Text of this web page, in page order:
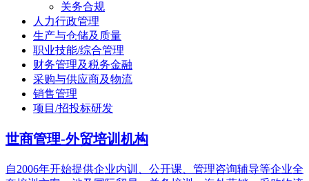
关务合规
人力行政管理
生产与仓储及质量
职业技能/综合管理
财务管理及税务金融
采购与供应商及物流
销售管理
项目/招投标研发
世商管理-外贸培训机构
自2006年开始提供企业内训、公开课、管理咨询辅导等企业全